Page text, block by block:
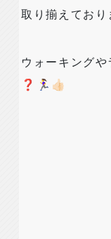
取り揃えてお
ウォーキング
❓🏃‍♀️👍🏻